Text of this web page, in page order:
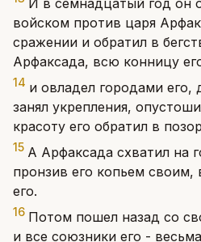
И в семнадцатый год он
войском против царя
сражении и обратил в
Арфаксада, всю конницу
14 и овладел городами его,
занял укрепления,
красоту его обратил в
15 А Арфаксада схватил на
пронзив его копьем своим,
его.
16 Потом пошел назад со
и все союзники его -